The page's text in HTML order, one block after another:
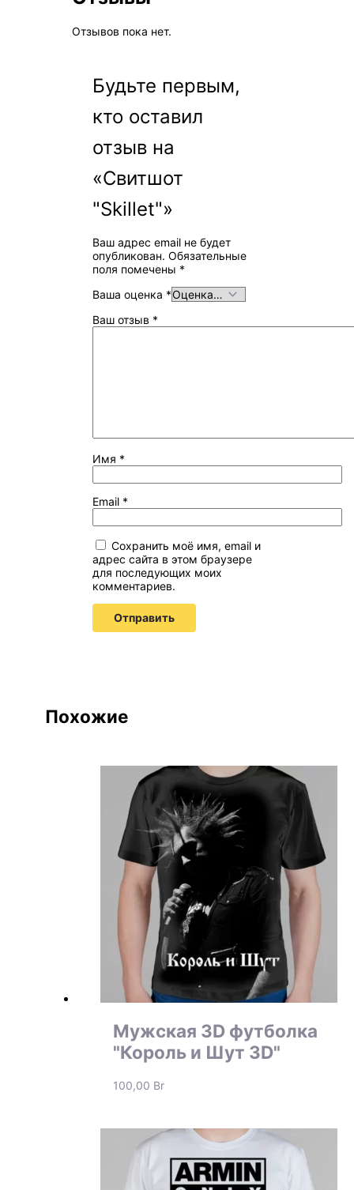
Отзывов пока нет.
Будьте первым,
кто оставил
отзыв на
«Свитшот
"Skillet"»
Ваш адрес email не будет
опубликован. Обязательные
поля помечены *
Ваша оценка *
Ваш отзыв *
Имя *
Email *
Сохранить моё имя, email и
адрес сайта в этом браузере
для последующих моих
комментариев.
Похожие
Мужская 3D футболка
"Король и Шут 3D"
100,00 Br